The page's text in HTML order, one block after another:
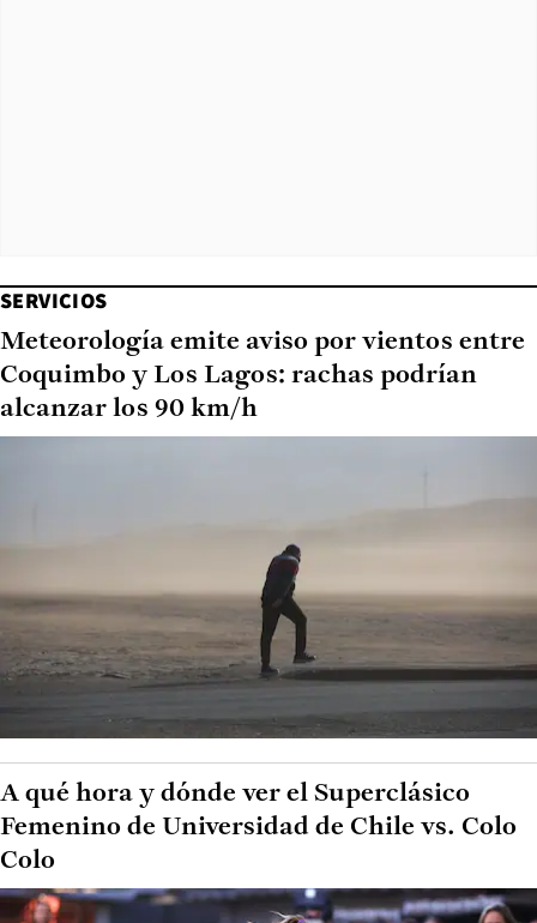
SERVICIOS
Meteorología emite aviso por vientos entre
Coquimbo y Los Lagos: rachas podrían
alcanzar los 90 km/h
A qué hora y dónde ver el Superclásico
Femenino de Universidad de Chile vs. Colo
Colo